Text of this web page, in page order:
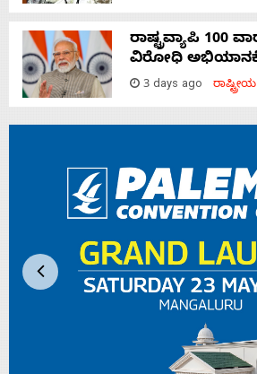
ರಾಷ್ಟ್ರವ್ಯಾಪಿ 100
ವಿರೋಧಿ
3 days ago ರಾಷ್ಟ್ರೀಯ